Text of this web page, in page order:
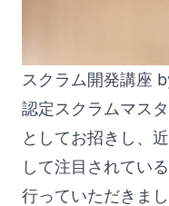
スクラム開発講座
認定スクラムマス
としてお招きし、
して注目されてい
行っていただきま